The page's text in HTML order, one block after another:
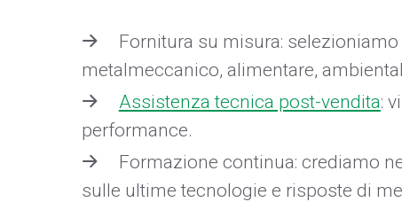
Fornitura su misura:
metalmeccanico, alimentare,
Assistenza tecnica post-vendita:
performance.
Formazione continua: crediamo
sulle ultime tecnologie e risposte di